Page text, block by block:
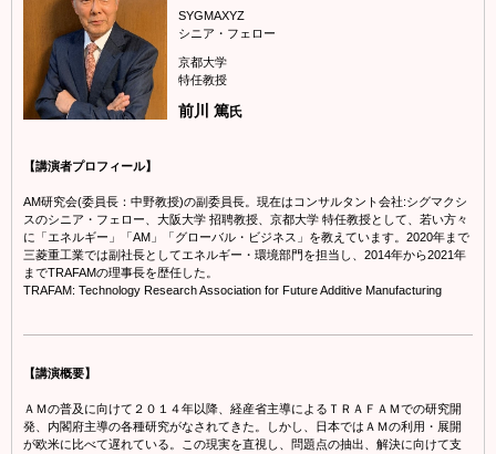
SYGMAXYZ
シニア・フェロー
京都大学
特任教授
前川 篤氏
【講演者プロフィール】
AM研究会(委員長：中野教授)の副委員長。現在はコンサルタント会社:シグマクシ
スのシニア・フェロー、大阪大学 招聘教授、京都大学 特任教授として、若い方々
に「エネルギー」「AM」「グローバル・ビジネス」を教えています。2020年まで
三菱重工業では副社長としてエネルギー・環境部門を担当し、2014年から2021年
までTRAFAMの理事長を歴任した。
TRAFAM: Technology Research Association for Future Additive Manufacturing
【講演概要】
ＡＭの普及に向けて２０１４年以降、経産省主導によるＴＲＡＦＡＭでの研究開
発、内閣府主導の各種研究がなされてきた。しかし、日本ではＡＭの利用・展開
が欧米に比べて遅れている。この現実を直視し、問題点の抽出、解決に向けて支